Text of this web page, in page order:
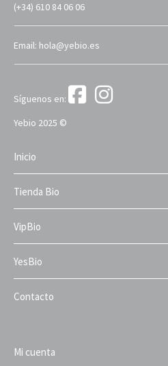
(+34) 610 84 06 06
Email: hola@yebio.es
Síguenos en:
Yebio 2025 ©
Inicio
Tienda Bio
VipBio
YesBio
Contacto
Mi cuenta